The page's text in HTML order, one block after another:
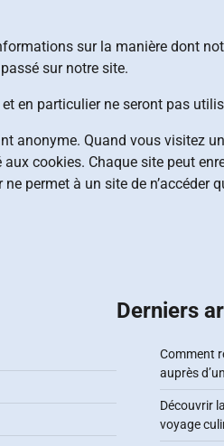
sur la manière dont
sur notre site.
en particulier ne seront pas
anonyme. Quand vous visitez
cookies. Chaque site peut
permet à un site de n’accéder
Derniers
Comment
auprès
Découvrir
voyage